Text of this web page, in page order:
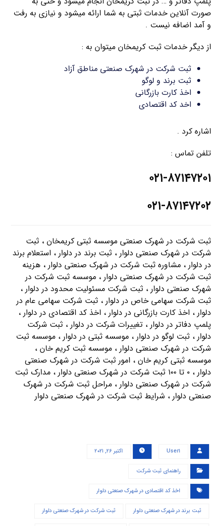
صورت آنلاین خدمات ثبتی به شما ارائه میشود و نیازی به رفت
و آمد اضافه نیست .
از دیگر خدمات ثبت کریمخان میتوان به :
ثبت شرکت در شهرک صنعتی مناطق آزاد
ثبت برند و لوگو
اخذ کارت بازرگانی
اخد کد اقتصادی
اشاره کرد .
تلفن تماس :
۰۲۱-۸۷۱۴۷۲۰۱
۰۲۱-۸۷۱۴۷۲۰۲
ثبت شرکت در شهرک صنعتی موسسه ثبتی کریمخان ، ثبت
شرکت در شهرک صنعتی دلوار ، ثبت برند در دلوار ، استعلام برند
در دلوار ، مشاوره ثبت شرکت در شهرک صنعتی دلوار ، هزینه
ثبت شرکت در شهرک صنعتی دلوار ، موسسه ثبت شرکت در
شهرک صنعتی دلوار ، ثبت شرکت مسئولیت محدود در دلوار ،
ثبت شرکت سهامی خاص در دلوار ، ثبت شرکت سهامی عام در
دلوار ، اخذ کارت بازرگانی در دلوار ، اخذ کد اقتصادی در دلوار ،
پلمپ دفاتر در دلوار ، تغییرات شرکت در دلوار ، ثبت شرکت
دلوار ، ثبت لوگو در دلوار ، موسسه ثبتی در دلوار ، موسسه ثبت
شرکت در شهرک صنعتی دلوار ، موسسه ثبت کریم خان ،
موسسه ثبتی کریم خان ، امور ثبت شرکت در شهرک صنعتی
دلوار ، ۰ تا ۱۰۰ ثبت شرکت در شهرک صنعتی دلوار ، مدارک ثبت
شرکت در شهرک صنعتی دلوار ، مراحل ثبت شرکت در شهرک
صنعتی دلوار ، شرایط ثبت شرکت در شهرک صنعتی دلوار
User۱ اکتبر ۲۶, ۲۰۲۱
راهنمای ثبت شرکت
اخذ کد اقتصادی در شهرک صنعتی دلوار
ثبت برند در شهرک صنعتی دلوار ثبت شرکت در شهرک صنعتی دلوار